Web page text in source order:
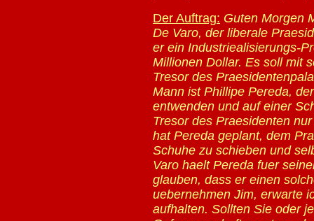
Der Auftrag: Guten Morgen
De Varo, der liberale
er ein Industriealisierungs-
Millionen Dollar. Es soll mit
Tresor des
Mann ist Phillipe Pereda,
entwenden und auf einer
Tresor des Praesidenten
hat Pereda geplant, dem
Schuhe zu schieben und
Varo haelt Pereda fuer
glauben, dass er einen
uebernehmen Jim, erwarte
aufhalten. Sollten Sie oder